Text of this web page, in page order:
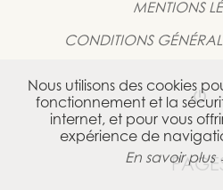
Nous utilisons des cookies
fonctionnement et la
internet, et pour vous
expérience de
En savoir plus
MENTIONS
CONDITIONS